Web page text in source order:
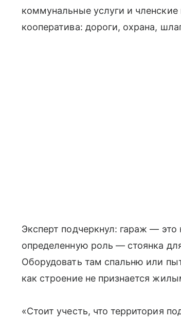
коммунальные услуги и
кооператива: дороги, охрана,
Эксперт подчеркнул: гараж —
определенную роль — стоянка
Оборудовать там спальню или
как строение не признается
«Стоит учесть, что территория